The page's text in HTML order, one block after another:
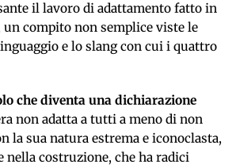
il lavoro di adattamento fatto in
un compito non semplice viste le
e lo slang con cui i quattro
che diventa una dichiarazione
non adatta a tutti a meno di non
la sua natura estrema e iconoclasta,
nella costruzione, che ha radici